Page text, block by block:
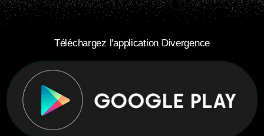
Téléchargez l'application Divergence